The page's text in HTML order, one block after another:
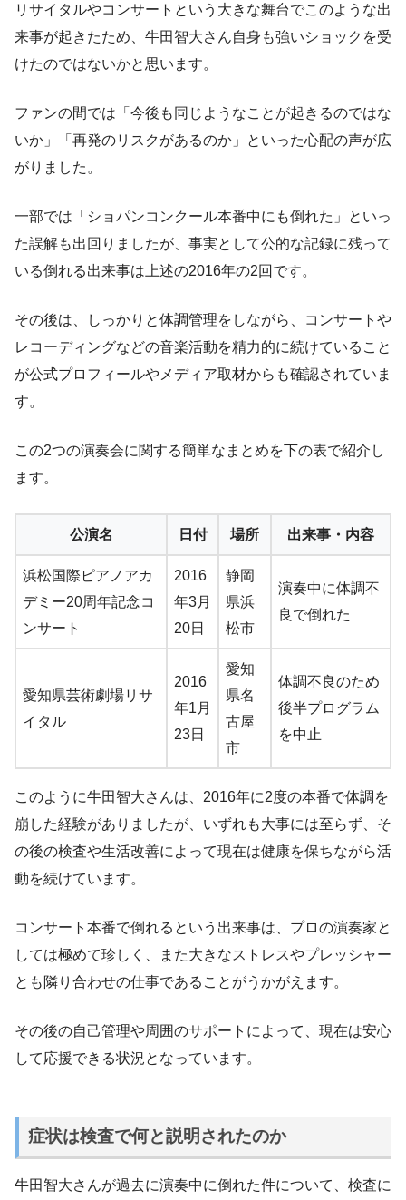
リサイタルやコンサートという大きな舞台でこのような出
来事が起きたため、牛田智大さん自身も強いショックを受
けたのではないかと思います。
ファンの間では「今後も同じようなことが起きるのではな
いか」「再発のリスクがあるのか」といった心配の声が広
がりました。
一部では「ショパンコンクール本番中にも倒れた」といっ
た誤解も出回りましたが、事実として公的な記録に残って
いる倒れる出来事は上述の2016年の2回です。
その後は、しっかりと体調管理をしながら、コンサートや
レコーディングなどの音楽活動を精力的に続けていること
が公式プロフィールやメディア取材からも確認されていま
す。
この2つの演奏会に関する簡単なまとめを下の表で紹介し
ます。
公演名 日付 場所 出来事・内容
浜松国際ピアノアカ
デミー20周年記念コ
ンサート
2016
年3月
20日
静岡
県浜
松市
演奏中に体調不
良で倒れた
愛知県芸術劇場リサ
イタル
2016
年1月
23日
愛知
県名
古屋
市
体調不良のため
後半プログラム
を中止
このように牛田智大さんは、2016年に2度の本番で体調を
崩した経験がありましたが、いずれも大事には至らず、そ
の後の検査や生活改善によって現在は健康を保ちながら活
動を続けています。
コンサート本番で倒れるという出来事は、プロの演奏家と
しては極めて珍しく、また大きなストレスやプレッシャー
とも隣り合わせの仕事であることがうかがえます。
その後の自己管理や周囲のサポートによって、現在は安心
して応援できる状況となっています。
症状は検査で何と説明されたのか
牛田智大さんが過去に演奏中に倒れた件について、検査に